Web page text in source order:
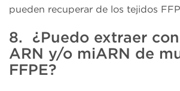
pueden recuperar de los tejidos
8. ¿Puedo extraer
ARN y/o miARN de
FFPE?